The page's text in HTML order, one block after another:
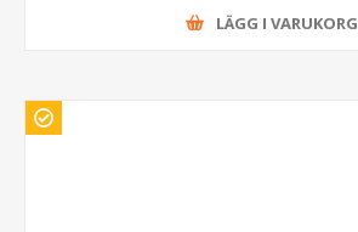
LÄGG I VARUKORG